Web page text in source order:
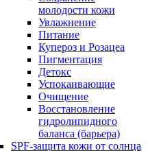
молодости кожи
Увлажнение
Питание
Купероз и Розацеа
Пигментация
Детокс
Успокаивающие
Очищение
Восстановление
гидролипидного
баланса (барьера)
SPF-защита кожи от солнца